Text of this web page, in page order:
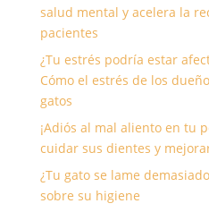
salud mental y acelera la
pacientes
¿Tu estrés podría estar
Cómo el estrés de los
gatos
¡Adiós al mal aliento en tu
cuidar sus dientes y
¿Tu gato se lame
sobre su higiene